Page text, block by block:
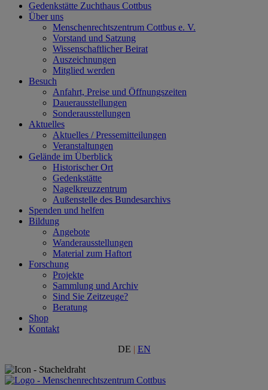
Gedenkstätte Zuchthaus Cottbus
Über uns
Menschenrechtszentrum Cottbus e. V.
Vorstand und Satzung
Wissenschaftlicher Beirat
Auszeichnungen
Mitglied werden
Besuch
Anfahrt, Preise und Öffnungszeiten
Dauerausstellungen
Sonderausstellungen
Aktuelles
Aktuelles / Pressemitteilungen
Veranstaltungen
Gelände im Überblick
Historischer Ort
Gedenkstätte
Nagelkreuzzentrum
Außenstelle des Bundesarchivs
Spenden und helfen
Bildung
Angebote
Wanderausstellungen
Material zum Haftort
Forschung
Projekte
Sammlung und Archiv
Sind Sie Zeitzeuge?
Beratung
Shop
Kontakt
DE | EN